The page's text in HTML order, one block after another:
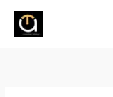
Skip